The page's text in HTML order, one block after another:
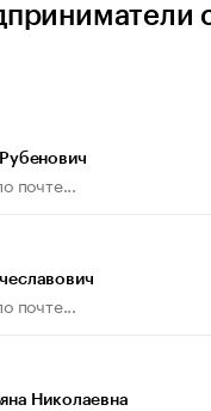
почте...
почте...
Николаевна